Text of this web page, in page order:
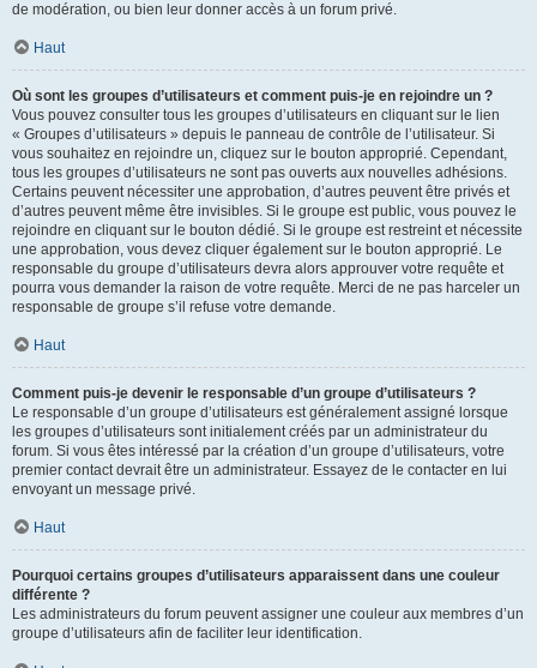
de modération, ou bien leur donner accès à un forum privé.
Haut
Où sont les groupes d’utilisateurs et comment puis-je en rejoindre un ?
Vous pouvez consulter tous les groupes d’utilisateurs en cliquant sur le lien
« Groupes d’utilisateurs » depuis le panneau de contrôle de l’utilisateur. Si
vous souhaitez en rejoindre un, cliquez sur le bouton approprié. Cependant,
tous les groupes d’utilisateurs ne sont pas ouverts aux nouvelles adhésions.
Certains peuvent nécessiter une approbation, d’autres peuvent être privés et
d’autres peuvent même être invisibles. Si le groupe est public, vous pouvez le
rejoindre en cliquant sur le bouton dédié. Si le groupe est restreint et nécessite
une approbation, vous devez cliquer également sur le bouton approprié. Le
responsable du groupe d’utilisateurs devra alors approuver votre requête et
pourra vous demander la raison de votre requête. Merci de ne pas harceler un
responsable de groupe s’il refuse votre demande.
Haut
Comment puis-je devenir le responsable d’un groupe d’utilisateurs ?
Le responsable d’un groupe d’utilisateurs est généralement assigné lorsque
les groupes d’utilisateurs sont initialement créés par un administrateur du
forum. Si vous êtes intéressé par la création d’un groupe d’utilisateurs, votre
premier contact devrait être un administrateur. Essayez de le contacter en lui
envoyant un message privé.
Haut
Pourquoi certains groupes d’utilisateurs apparaissent dans une couleur
différente ?
Les administrateurs du forum peuvent assigner une couleur aux membres d’un
groupe d’utilisateurs afin de faciliter leur identification.